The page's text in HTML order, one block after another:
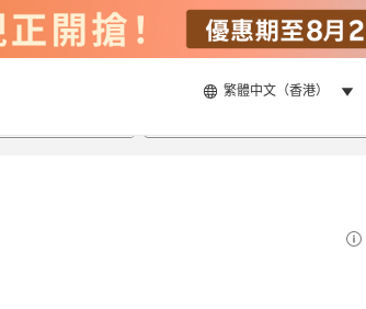
繁體中文（香港）